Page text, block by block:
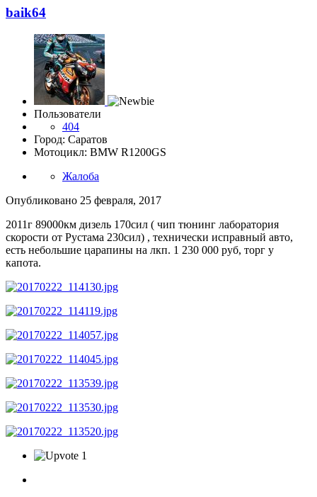
baik64
Пользователи
404
Город: Саратов
Мотоцикл: BMW R1200GS
Жалоба
Опубликовано 25 февраля, 2017
2011г 89000км дизель 170сил ( чип тюнинг лаборатория
скорости от Рустама 230сил) , технически исправный авто,
есть небольшие царапины на лкп. 1 230 000 руб, торг у
капота.
1